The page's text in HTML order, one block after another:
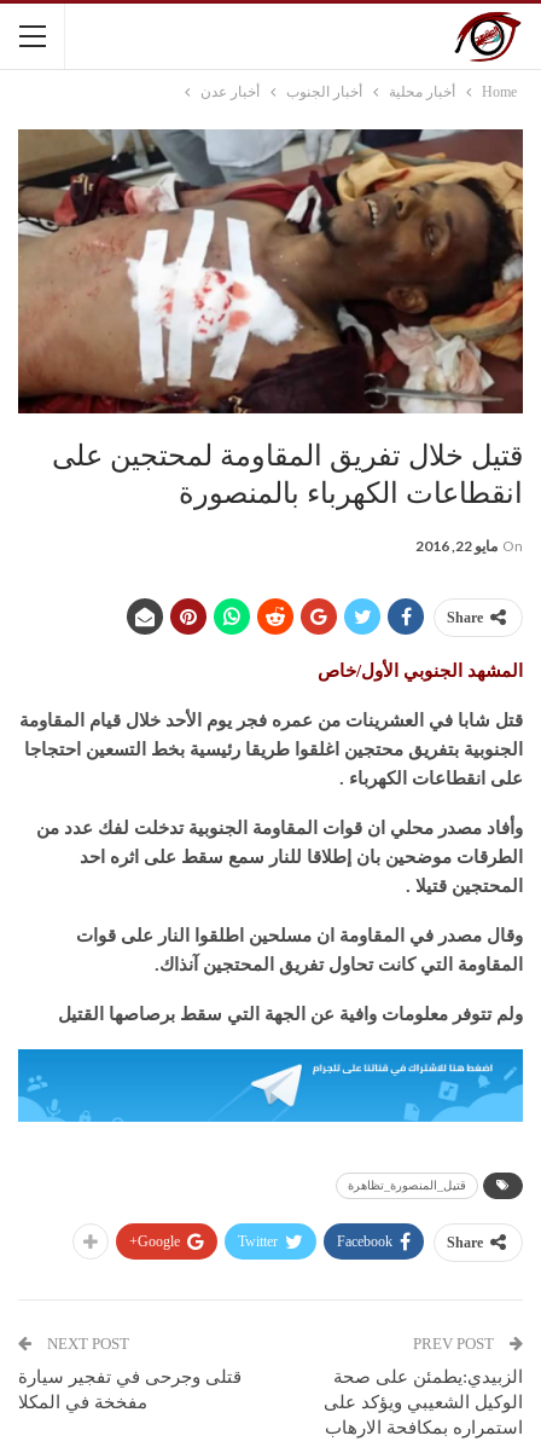
Home أخبار محلية أخبار الجنوب أخبار عدن
قتيل خلال تفريق المقاومة لمحتجين على
انقطاعات الكهرباء بالمنصورة
On مايو 22, 2016
Share
المشهد الجنوبي الأول/خاص
قتل شابا في العشرينات من عمره فجر يوم الأحد خلال قيام المقاومة
الجنوبية بتفريق محتجين اغلقوا طريقا رئيسية بخط التسعين احتجاجا
على انقطاعات الكهرباء .
وأفاد مصدر محلي ان قوات المقاومة الجنوبية تدخلت لفك عدد من
الطرقات موضحين بان إطلاقا للنار سمع سقط على اثره احد
المحتجين قتيلا .
وقال مصدر في المقاومة ان مسلحين اطلقوا النار على قوات
المقاومة التي كانت تحاول تفريق المحتجين آنذاك.
ولم تتوفر معلومات وافية عن الجهة التي سقط برصاصها القتيل
قتيل_المنصورة_تظاهرة
Share
Facebook
Twitter
Google+
الزبيدي:يطمئن على صحة
الوكيل الشعيبي ويؤكد على
استمراره بمكافحة الارهاب
NEXT POST
قتلى وجرحى في تفجير سيارة
مفخخة في المكلا